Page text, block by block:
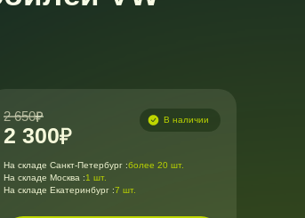
2 650
2 300
В наличии
На складе Санкт-Петербург :более 20 шт.
На складе Москва :1 шт.
На складе Екатеринбург :7 шт.